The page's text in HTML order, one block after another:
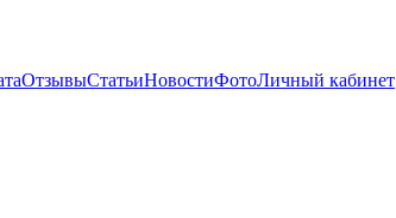
ОтзывыСтатьиНовостиФотоЛичный кабинет